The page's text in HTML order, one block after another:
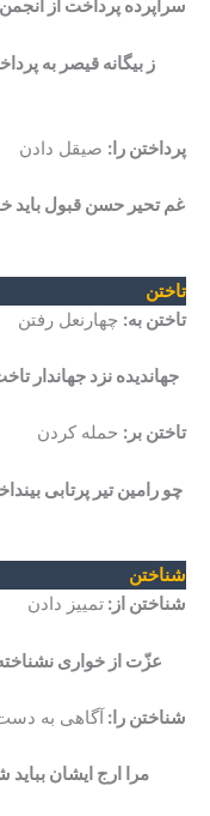
سراپرده پرداخت از
ز بیگانه قیصر به
پرداختن را: صیقل دادن
غم تحیر حسن قبول باید
تاختن
تاختن به: چهارنعل رفتن
جهاندیده نزد جهاندار
تاختن بر: حمله کردن
چو رامین تیر پرتابی
شناختن
شناختن از: تمییز دادن
عزّت از خواری
شناختن را: آگاهی به
مرا ارج ایشان